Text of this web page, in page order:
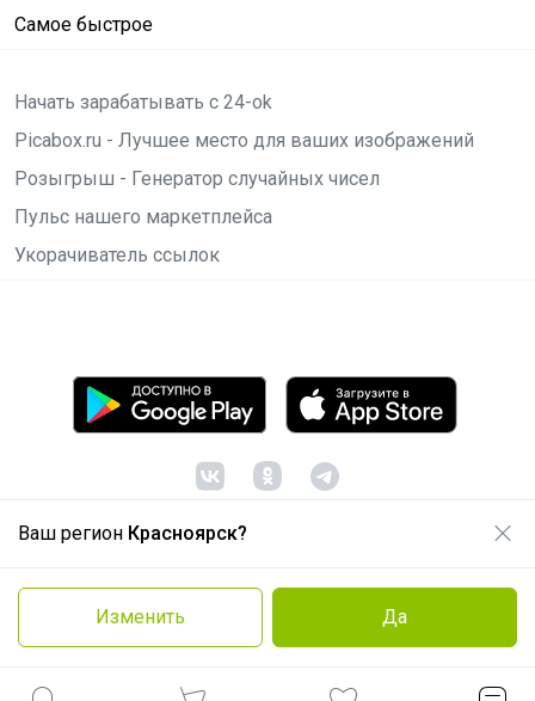
Ваш регион Красноярск?
Изменить Да
Самое быстрое
Начать зарабатывать с 24-ok
Picabox.ru - Лучшее место для ваших изображений
Розыгрыш - Генератор случайных чисел
Пульс нашего маркетплейса
Укорачиватель ссылок
© ООО "Лявита", ОГРН 1122468054070, 2012 -2026
Политика конфиденциальности
Cоглашение пользователя